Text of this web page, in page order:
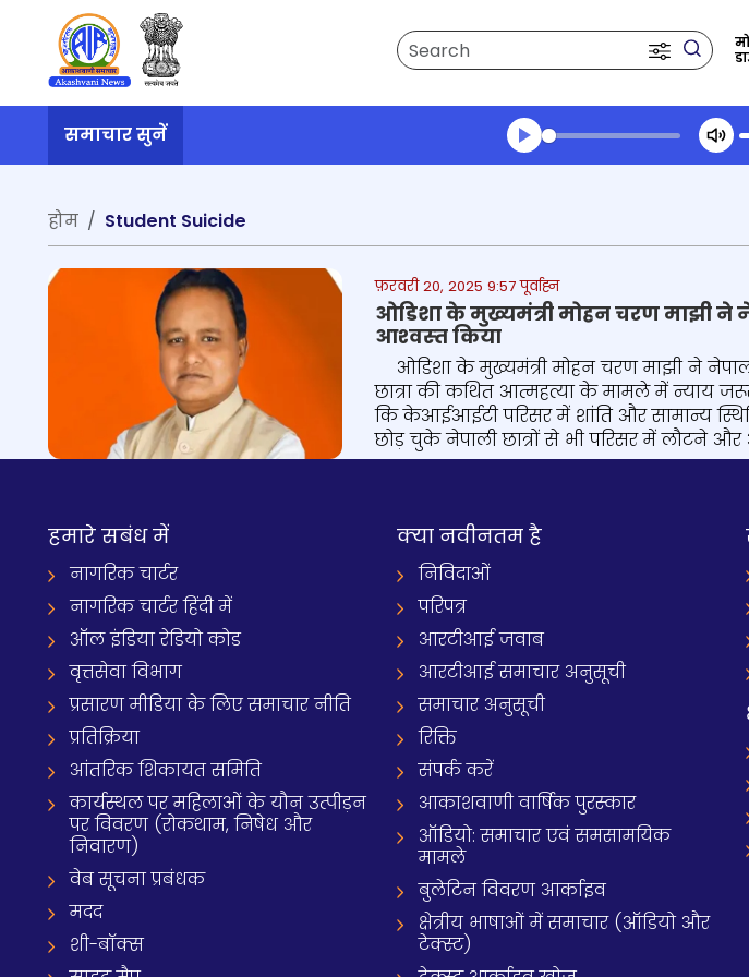
Search
समाचार सुनें
Transcript summary
होम
Student Suicide
फ़रवरी 20, 2025 9:57 पूर्वाह्न
ओडिशा के मुख्यमंत्री मोहन चरण माझी ने
आश्‍वस्‍त किया
ओडिशा के मुख्यमंत्री मोहन चरण माझी ने
छात्रा की कथित आत्महत्या के मामले में न्याय
कि केआईआईटी परिसर में शांति और सामान्य
छोड़ चुके नेपाली छात्रों से भी परिसर में लौटने
हमारे सबंध में
नागरिक चार्टर
नागरिक चार्टर हिंदी में
ऑल इंडिया रेडियो कोड
वृत्तसेवा विभाग
प्रसारण मीडिया के लिए समाचार नीति
प्रतिक्रिया
आंतरिक शिकायत समिति
कार्यस्थल पर महिलाओं के यौन उत्पीड़न
पर विवरण (रोकथाम, निषेध और
निवारण)
वेब सूचना प्रबंधक
मदद
शी-बॉक्स
क्‍या नवीनतम है
निविदाओं
परिपत्र
आरटीआई जवाब
आरटीआई समाचार अनुसूची
समाचार अनुसूची
रिक्ति
संपर्क करें
आकाशवाणी वार्षिक पुरस्कार
ऑडियो: समाचार एवं समसामयिक
मामले
बुलेटिन विवरण आर्काइव
क्षेत्रीय भाषाओं में समाचार (ऑडियो और
टेक्स्ट)